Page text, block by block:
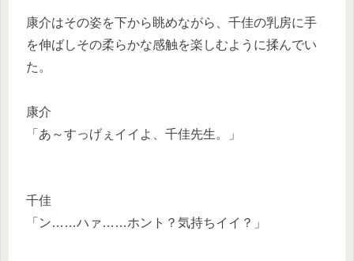
康介はその姿を下から眺めながら、千佳の乳房に手
を伸ばしその柔らかな感触を楽しむように揉んでい
た。
康介
「あ～すっげぇイイよ、千佳先生。」
千佳
「ン……ハァ……ホント？気持ちイイ？」